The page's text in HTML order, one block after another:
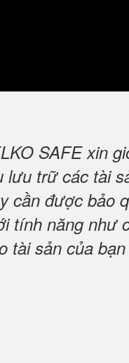
SAFE xin
trữ các tài
cần được bảo
tính năng như
tài sản của